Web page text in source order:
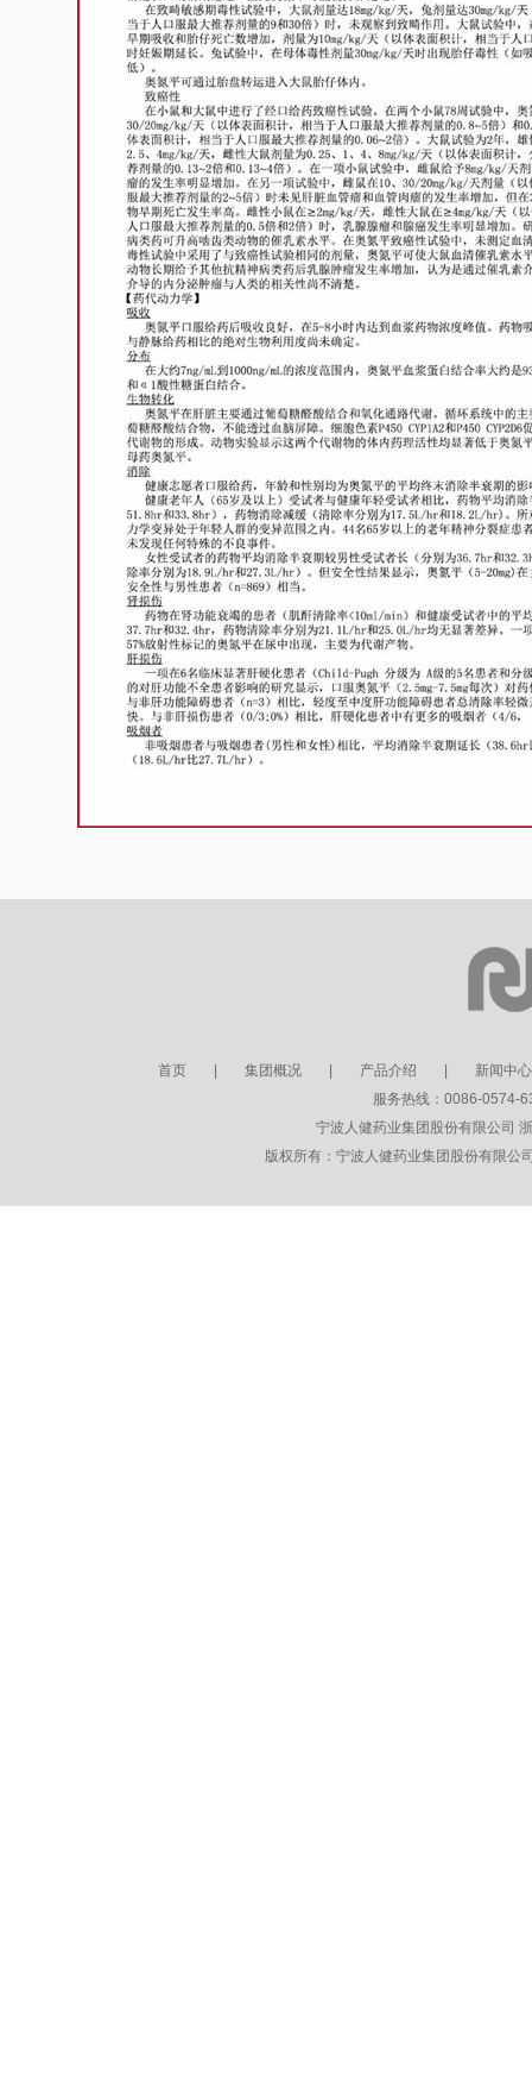
首页| 集团概况| 产品介绍 新闻中心
服务热线：0086-0574-
宁波人健药业集团股份有限公司
版权所有：宁波人健药业集团股份有限公